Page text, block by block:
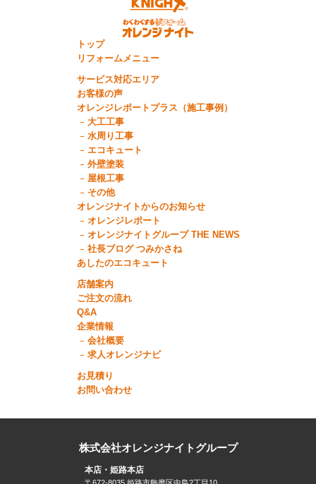
トップ
リフォームメニュー
サービス対応エリア
お客様の声
オレンジレポートプラス（施工事例）
大工工事
水周り工事
エコキュート
外壁塗装
屋根工事
その他
オレンジナイトからのお知らせ
オレンジレポート
オレンジナイトグループ THE NEWS
社長ブログ つみかさね
あしたのエコキュート
店舗案内
ご注文の流れ
Q&A
企業情報
会社概要
求人オレンジナビ
お見積り
お問い合わせ
株式会社オレンジナイトグループ
本店・姫路本店